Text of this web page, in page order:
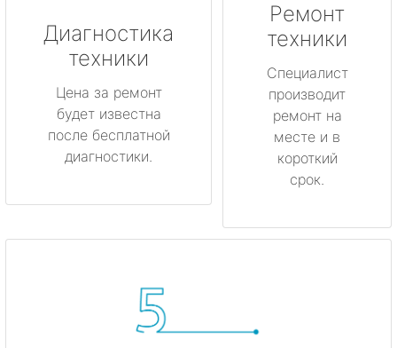
Диагностика
техники
Цена за ремонт
будет известна
после бесплатной
диагностики.
Ремонт
техники
Специалист
производит
ремонт на
месте и в
короткий
срок.